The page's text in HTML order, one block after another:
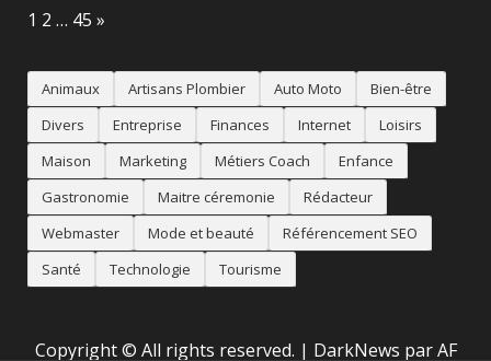
Page:
1 2 … 45 Next
»
Animaux Artisans Plombier Auto Moto
Bien-être
Divers
Entreprise Finances Internet
Loisirs
Maison
Marketing Métiers Coach
Enfance
Gastronomie
Maitre céremonie
Rédacteur
Webmaster
Mode et beauté
Référencement SEO
Santé
Technologie Tourisme
Copyright © All rights reserved. | DarkNews par AF